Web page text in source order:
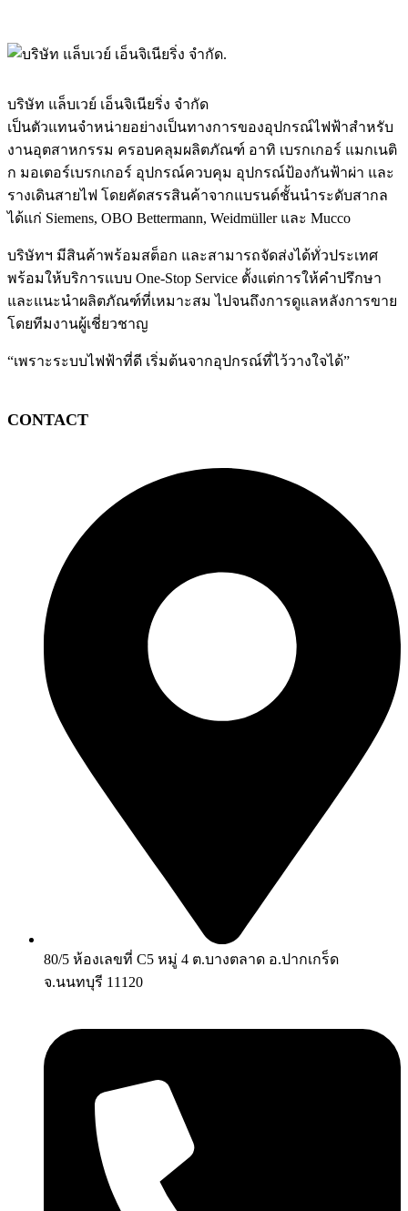
บริษัท แล็บเวย์ เอ็นจิเนียริ่ง จำกัด
เป็นตัวแทนจำหน่ายอย่างเป็นทางการของอุปกรณ์ไฟฟ้าสำหรับ
งานอุตสาหกรรม ครอบคลุมผลิตภัณฑ์ อาทิ เบรกเกอร์ แมกเนติ
ก มอเตอร์เบรกเกอร์ อุปกรณ์ควบคุม อุปกรณ์ป้องกันฟ้าผ่า และ
รางเดินสายไฟ โดยคัดสรรสินค้าจากแบรนด์ชั้นนำระดับสากล
ได้แก่ Siemens, OBO Bettermann, Weidmüller และ Mucco
บริษัทฯ มีสินค้าพร้อมสต็อก และสามารถจัดส่งได้ทั่วประเทศ
พร้อมให้บริการแบบ One-Stop Service ตั้งแต่การให้คำปรึกษา
และแนะนำผลิตภัณฑ์ที่เหมาะสม ไปจนถึงการดูแลหลังการขาย
โดยทีมงานผู้เชี่ยวชาญ
“เพราะระบบไฟฟ้าที่ดี เริ่มต้นจากอุปกรณ์ที่ไว้วางใจได้”
CONTACT
80/5 ห้องเลขที่ C5 หมู่ 4 ต.บางตลาด อ.ปากเกร็ด
จ.นนทบุรี 11120